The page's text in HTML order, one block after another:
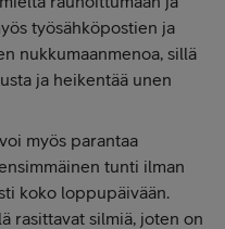
työsähköpostien ja
nukkumaanmenoa, sillä
ja heikentää unen
myös parantaa
tunti ilman
koko loppupäivään.
rasittavat silmiä, joten on